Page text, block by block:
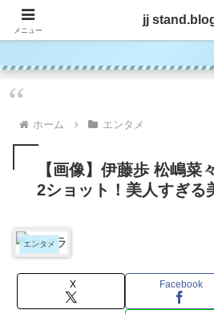
jj
ホーム エンタメ
【画像】伊藤歩 松嶋菜
2ショット！美人すぎる
エンタメ
X Facebook
メニュー
jj